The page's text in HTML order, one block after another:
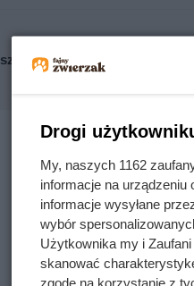
gotować. Carrefour
Drogi
My, naszych 1162
informacje na urządzeniu
informacje wysyłane
wybór
Użytkownika my i
skanować
zgodę na korzystanie z